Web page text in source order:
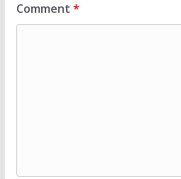
Comment *